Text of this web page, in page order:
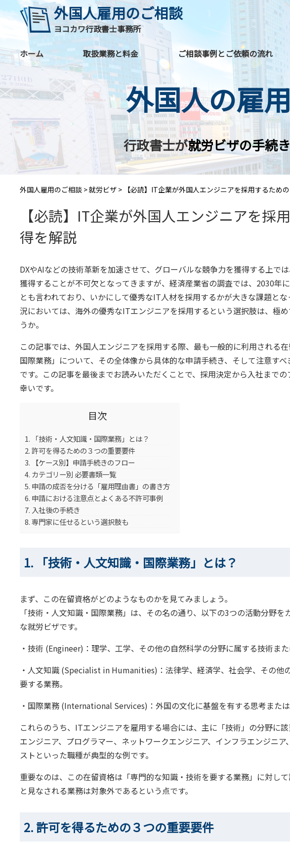
外国人雇用のご相談
ヨコカワ行政書士事務所
ホーム 取扱業務と料金 ご相談事例とご依頼の流れ
外国人の雇
行政書士が就労ビザの手続き
外国人雇用のご相談 >就労ビザ > 【必読】IT企業が外国人エンジニアを採用するため
【必読】IT企業が外国人エンジニアを採
得を解説
DXやAIなどの技術革新を加速させて、グローバルな競争力を獲得する上で
獲得することが不可欠となってきますが、経済産業省の調査では、2030年
とも言われており、いかにして優秀なIT人材を採用するかが大きな課題と
況においては、海外の優秀なITエンジニアを採用するという選択肢は、極
うか。
この記事では、外国人エンジニアを採用する際、最も一般的に利用される
国際業務」について、その全体像から具体的な申請手続き、そして注意す
です。この記事を最後までお読みいただくことで、採用決定から入社まで
幸いです。
目次
1. 「技術・人文知識・国際業務」とは？
2. 許可を得るための３つの重要要件
3. 【ケース別】申請手続きのフロー
4. カテゴリー別 必要書類一覧
5. 申請の成否を分ける「雇用理由書」の書き方
6. 申請における注意点とよくある不許可事例
7. 入社後の手続き
8. 専門家に任せるという選択肢も
1. 「技術・人文知識・国際業務」とは？
まず、この在留資格がどのようなものかを見てみましょう。
「技術・人文知識・国際業務」は、その名の通り、以下の3つの活動分野
な就労ビザです。
・技術 (Engineer)：理学、工学、その他の自然科学の分野に属する技術また
・人文知識 (Specialist in Humanities)：法律学、経済学、社会学、その他
要する業務。
・国際業務 (International Services)：外国の文化に基盤を有する思考また
これらのうち、ITエンジニアを雇用する場合には、主に「技術」の分野に
エンジニア、プログラマー、ネットワークエンジニア、インフラエンジニア
ストといった職種が典型的な例です。
重要なのは、この在留資格は「専門的な知識・技術を要する業務」に対し
と見なされる業務は対象外であるという点です。
2. 許可を得るための３つの重要要件